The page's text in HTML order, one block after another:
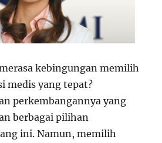
kebingungan memilih
medis yang tepat?
perkembangannya yang
berbagai pilihan
ini. Namun, memilih